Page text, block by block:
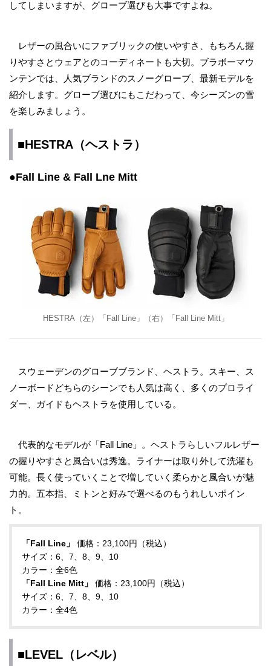
してしまいますが、グローブ選びも大事ですよね。
レザーの風合いにファブリックの使いやすさ、もちろん握
りやすさとウェアとのコーディネートも大切。ブラボーマウ
ンテンでは、人気ブランドのスノーグローブ、最新モデルを
紹介します。グローブ選びにもこだわって、今シーズンの雪
を楽しみましょう。
■HESTRA（ヘストラ）
●Fall Line & Fall Lne Mitt
HESTRA（左）「Fall Line」（右）「Fall Line Mitt」
スウェーデンのグローブブランド、ヘストラ。スキー、ス
ノーボードどちらのシーンでも人気は高く、多くのプロライ
ダー、ガイドもヘストラを使用している。
代表的なモデルが「Fall Line」。ヘストラらしいフルレザー
の握りやすさと風合いは秀逸。ライナーは取り外して洗濯も
可能。長く使っていくことで増していく柔らかと風合いが魅
力的。五本指、ミトンと好みで選べるのもうれしいポイン
ト。
「Fall Line」 価格：23,100円（税込）
サイズ：6、7、8、9、10
カラー：全6色
「Fall Line Mitt」 価格：23,100円（税込）
サイズ：6、7、8、9、10
カラー：全4色
■LEVEL（レベル）